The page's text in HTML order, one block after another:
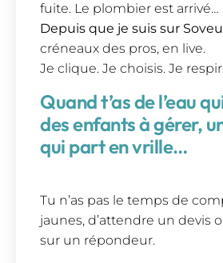
fuite. Le plombier est
Depuis que je suis sur
créneaux des pros, en live.
Je clique. Je choisis. Je
Quand t’as de l’eau
des enfants à gérer,
qui part en vrille…
Tu n’as pas le temps de
jaunes, d’attendre un devis
sur un répondeur.